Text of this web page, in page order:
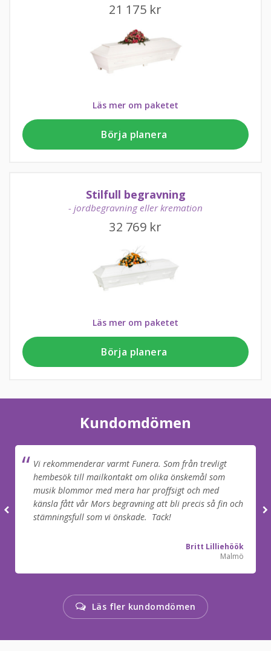
21 175 kr
Läs mer om paketet
Börja planera
Stilfull begravning
- jordbegravning eller kremation
32 769 kr
Läs mer om paketet
Börja planera
Kundomdömen
Vi rekommenderar varmt Funera. Som från trevligt
hembesök till mailkontakt om olika önskemål som
musik blommor med mera har proffsigt och med
känsla fått vår Mors begravning att bli precis så fin och
stämningsfull som vi önskade. Tack!
Britt Lilliehöök
Malmö
Läs fler kundomdömen